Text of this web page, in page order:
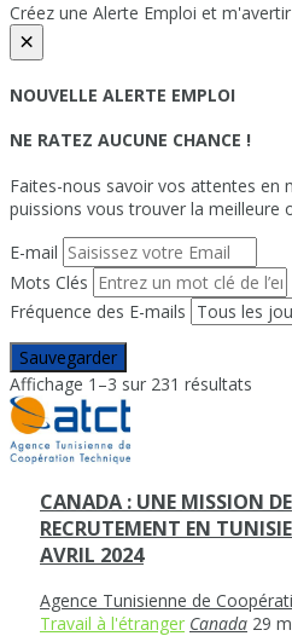
Créez une Alerte Emploi et
×
NOUVELLE ALERTE EMPLOI
NE RATEZ AUCUNE CHANCE !
Faites-nous savoir vos attentes en
puissions vous trouver la meilleure
E-mail
Mots Clés
Fréquence des E-mails
Sauvegarder
Affichage 1–3 sur 231 résultats
CANADA : UNE MISSION DE
RECRUTEMENT EN
AVRIL 2024
Agence Tunisienne de
Travail à l'étranger Canada 29